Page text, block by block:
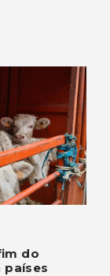
do
países